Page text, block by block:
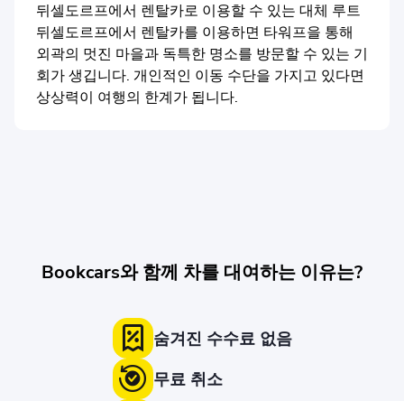
뒤셀도르프에서 렌탈카로 이용할 수 있는 대체 루트
뒤셀도르프에서 렌탈카를 이용하면 타워프을 통해
외곽의 멋진 마을과 독특한 명소를 방문할 수 있는 기
회가 생깁니다. 개인적인 이동 수단을 가지고 있다면
상상력이 여행의 한계가 됩니다.
Bookcars와 함께 차를 대여하는 이유는?
숨겨진 수수료 없음
무료 취소